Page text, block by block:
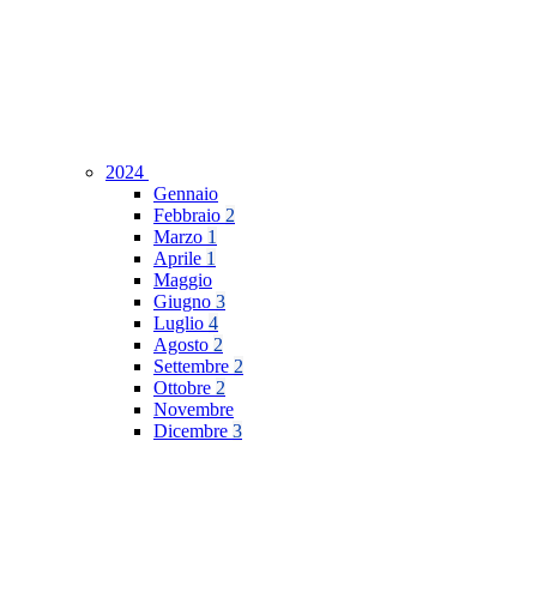
2024
Gennaio
Febbraio 2
Marzo 1
Aprile 1
Maggio
Giugno 3
Luglio 4
Agosto 2
Settembre 2
Ottobre 2
Novembre
Dicembre 3